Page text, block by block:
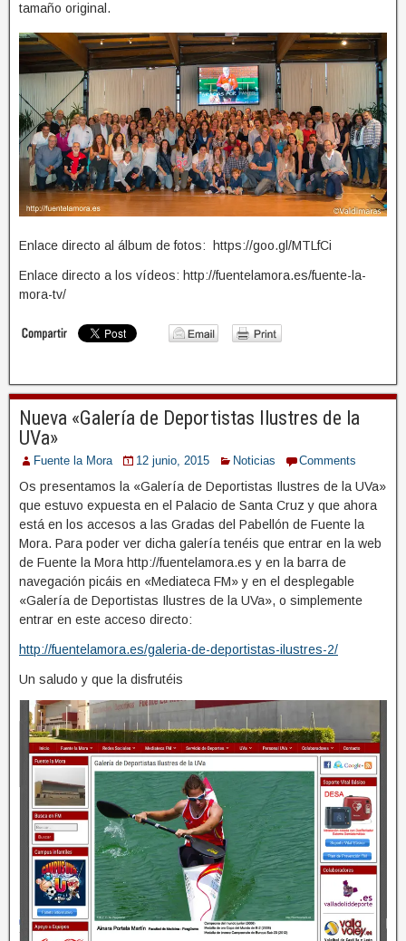
tamaño original.
Enlace directo al álbum de fotos: https://goo.gl/MTLfCi
Enlace directo a los vídeos: http://fuentelamora.es/fuente-la-
mora-tv/
Nueva «Galería de Deportistas Ilustres de la
UVa»
Fuente la Mora 12 junio, 2015 Noticias Comments
Os presentamos la «Galería de Deportistas Ilustres de la UVa»
que estuvo expuesta en el Palacio de Santa Cruz y que ahora
está en los accesos a las Gradas del Pabellón de Fuente la
Mora. Para poder ver dicha galería tenéis que entrar en la web
de Fuente la Mora http://fuentelamora.es y en la barra de
navegación picáis en «Mediateca FM» y en el desplegable
«Galería de Deportistas Ilustres de la UVa», o simplemente
entrar en este acceso directo:
http://fuentelamora.es/galeria-de-deportistas-ilustres-2/
Un saludo y que la disfrutéis